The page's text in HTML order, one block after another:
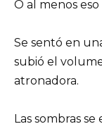
O al menos eso
Se sentó en
subió el
atronadora.
Las sombras